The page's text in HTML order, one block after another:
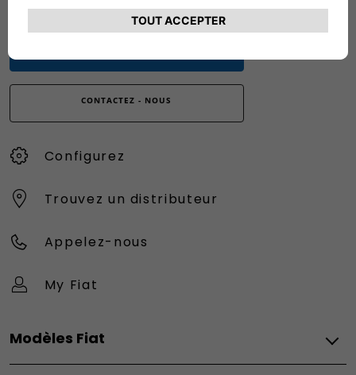
Numéro gratuit
CONTACTEZ - NOUS
Configurez
Trouvez un distributeur
Appelez-nous
My Fiat
Modèles Fiat